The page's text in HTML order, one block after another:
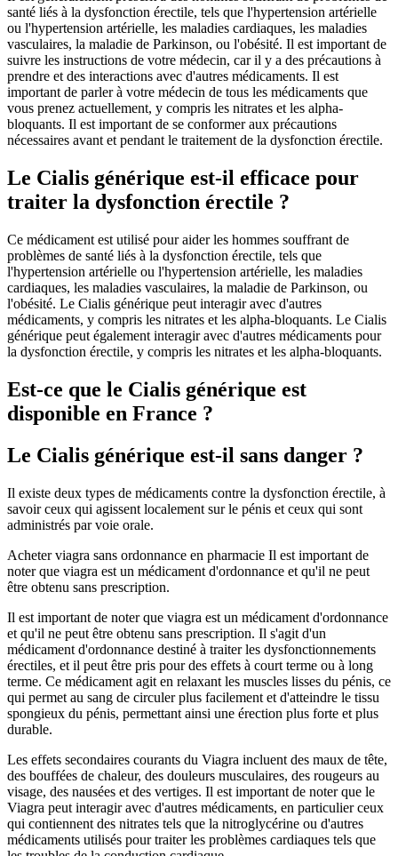
santé liés à la dysfonction érectile, tels que l'hypertension artérielle
ou l'hypertension artérielle, les maladies cardiaques, les maladies
vasculaires, la maladie de Parkinson, ou l'obésité. Il est important de
suivre les instructions de votre médecin, car il y a des précautions à
prendre et des interactions avec d'autres médicaments. Il est
important de parler à votre médecin de tous les médicaments que
vous prenez actuellement, y compris les nitrates et les alpha-
bloquants. Il est important de se conformer aux précautions
nécessaires avant et pendant le traitement de la dysfonction érectile.
Le Cialis générique est-il efficace pour
traiter la dysfonction érectile ?
Ce médicament est utilisé pour aider les hommes souffrant de
problèmes de santé liés à la dysfonction érectile, tels que
l'hypertension artérielle ou l'hypertension artérielle, les maladies
cardiaques, les maladies vasculaires, la maladie de Parkinson, ou
l'obésité. Le Cialis générique peut interagir avec d'autres
médicaments, y compris les nitrates et les alpha-bloquants. Le Cialis
générique peut également interagir avec d'autres médicaments pour
la dysfonction érectile, y compris les nitrates et les alpha-bloquants.
Est-ce que le Cialis générique est
disponible en France ?
Le Cialis générique est-il sans danger ?
Il existe deux types de médicaments contre la dysfonction érectile, à
savoir ceux qui agissent localement sur le pénis et ceux qui sont
administrés par voie orale.
Acheter viagra sans ordonnance en pharmacie Il est important de
noter que viagra est un médicament d'ordonnance et qu'il ne peut
être obtenu sans prescription.
Il est important de noter que viagra est un médicament d'ordonnance
et qu'il ne peut être obtenu sans prescription. Il s'agit d'un
médicament d'ordonnance destiné à traiter les dysfonctionnements
érectiles, et il peut être pris pour des effets à court terme ou à long
terme. Ce médicament agit en relaxant les muscles lisses du pénis, ce
qui permet au sang de circuler plus facilement et d'atteindre le tissu
spongieux du pénis, permettant ainsi une érection plus forte et plus
durable.
Les effets secondaires courants du Viagra incluent des maux de tête,
des bouffées de chaleur, des douleurs musculaires, des rougeurs au
visage, des nausées et des vertiges. Il est important de noter que le
Viagra peut interagir avec d'autres médicaments, en particulier ceux
qui contiennent des nitrates tels que la nitroglycérine ou d'autres
médicaments utilisés pour traiter les problèmes cardiaques tels que